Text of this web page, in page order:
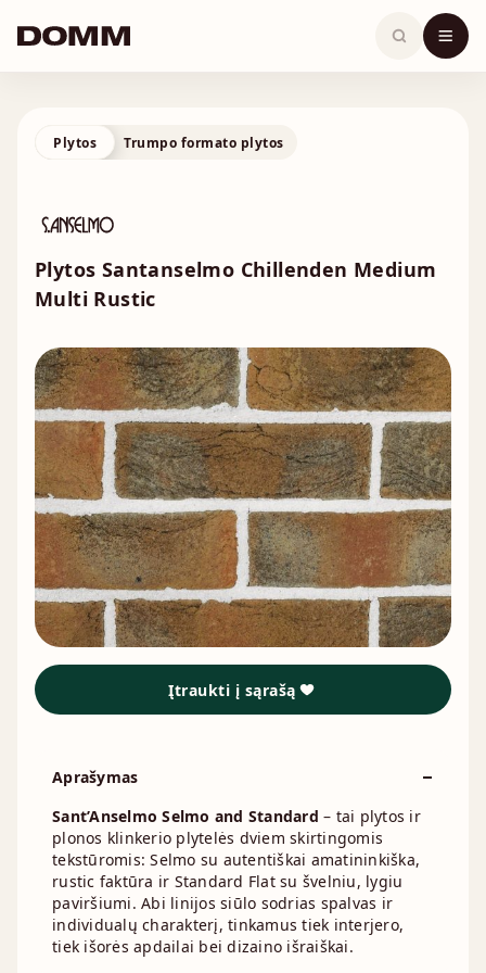
content
Plytos Trumpo formato plytos
Plytos Santanselmo Chillenden Medium
Multi Rustic
Įtraukti į sąrašą
Aprašymas
Sant’Anselmo Selmo and Standard – tai plytos ir
plonos klinkerio plytelės dviem skirtingomis
tekstūromis: Selmo su autentiškai amatininkiška,
rustic faktūra ir Standard Flat su švelniu, lygiu
paviršiumi. Abi linijos siūlo sodrias spalvas ir
individualų charakterį, tinkamus tiek interjero,
tiek išorės apdailai bei dizaino išraiškai.